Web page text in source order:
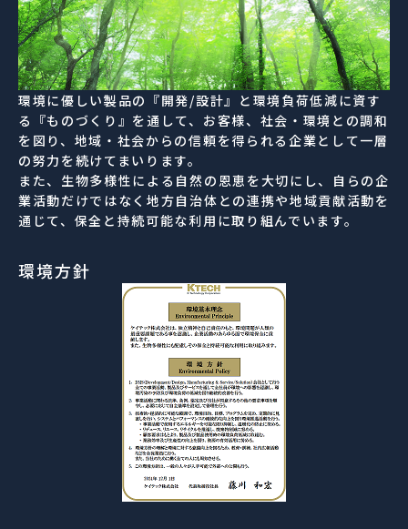
環境に優しい製品の『開発/設計』と環境負荷低減に資す
る『ものづくり』を通して、お客様、社会・環境との調和
を図り、地域・社会からの信頼を得られる企業として一層
の努力を続けてまいります。
また、生物多様性による自然の恩恵を大切にし、自らの企
業活動だけではなく地方自治体との連携や地域貢献活動を
通じて、保全と持続可能な利用に取り組んでいます。
環境方針